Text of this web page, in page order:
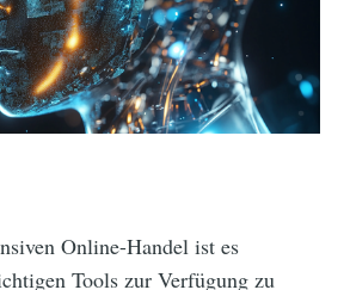
Online-Handel ist es
Tools zur Verfügung zu